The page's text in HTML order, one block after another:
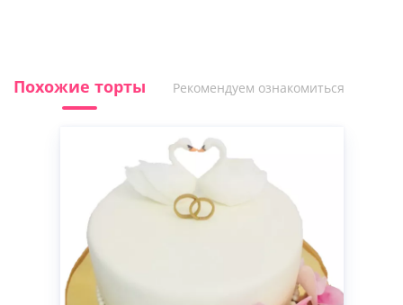
Похожие торты Рекомендуем ознакомиться